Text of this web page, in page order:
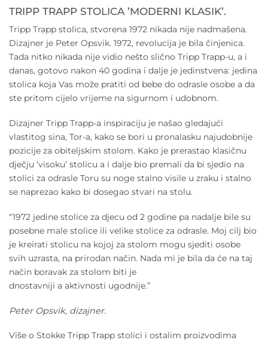
TRIPP TRAPP STOLICA ’MODERNI KLASIK’.
Tripp Trapp stolica, stvorena 1972 nikada nije nadmašena.
Dizajner je Peter Opsvik. 1972, revolucija je bila činjenica.
Tada nitko nikada nije vidio nešto slično Tripp Trapp-u, a i
danas, gotovo nakon 40 godina i dalje je jedinstvena: jedina
stolica koja Vas može pratiti od bebe do odrasle osobe a da
ste pritom cijelo vrijeme na sigurnom i udobnom.
Dizajner Tripp Trapp-a inspiraciju je našao gledajući
vlastitog sina, Tor-a, kako se bori u pronalasku najudobnije
pozicije za obiteljskim stolom. Kako je prerastao klasičnu
dječju ‘visoku’ stolicu a i dalje bio premali da bi sjedio na
stolici za odrasle Toru su noge stalno visile u zraku i stalno
se naprezao kako bi dosegao stvari na stolu.
“1972 jedine stolice za djecu od 2 godine pa nadalje bile su
posebne male stolice ili velike stolice za odrasle. Moj cilj bio
je kreirati stolicu na kojoj za stolom mogu sjediti osobe
svih uzrasta, na prirodan način. Nada mi je bila da će na taj
način boravak za stolom biti je
dnostavniji a aktivnosti ugodnije.”
Peter Opsvik, dizajner.
Više o Stokke Tripp Trapp stolici i ostalim proizvodima